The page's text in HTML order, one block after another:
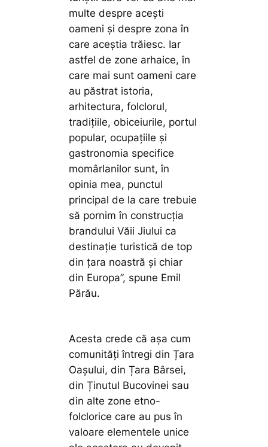
multe despre acești
oameni și despre zona în
care aceștia trăiesc. Iar
astfel de zone arhaice, în
care mai sunt oameni care
au păstrat istoria,
arhitectura, folclorul,
tradițiile, obiceiurile, portul
popular, ocupațiile și
gastronomia specifice
momârlanilor sunt, în
opinia mea, punctul
principal de la care trebuie
să pornim în construcția
brandului Văii Jiului ca
destinație turistică de top
din țara noastră și chiar
din Europa”, spune Emil
Părău.
Acesta crede că așa cum
comunități întregi din Țara
Oașului, din Țara Bârsei,
din Ținutul Bucovinei sau
din alte zone etno-
folclorice care au pus în
valoare elementele unice